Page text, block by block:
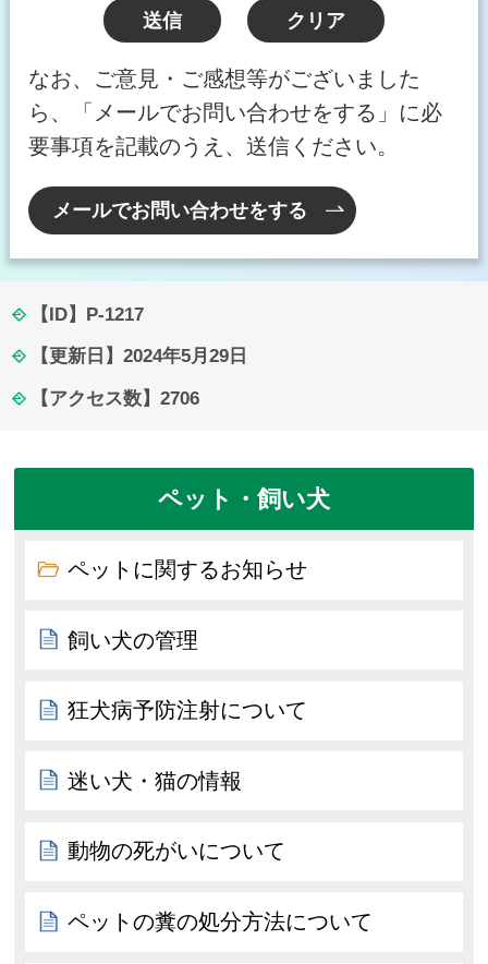
なお、ご意見・ご感想等がございました
ら、「メールでお問い合わせをする」に必
要事項を記載のうえ、送信ください。
メールでお問い合わせをする
【ID】 P-1217
【更新日】 2024年5月29日
【アクセス数】 2706
ペット・飼い犬
ペットに関するお知らせ
飼い犬の管理
狂犬病予防注射について
迷い犬・猫の情報
動物の死がいについて
ペットの糞の処分方法について